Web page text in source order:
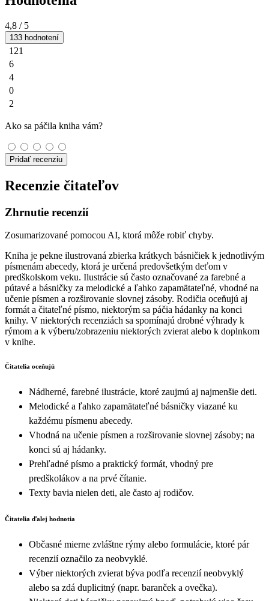
4,8 / 5
133 hodnotení
121
6
4
0
2
Ako sa páčila kniha vám?
Pridať recenziu
Recenzie čitateľov
Zhrnutie recenzií
Zosumarizované pomocou AI, ktorá môže robiť chyby.
Kniha je pekne ilustrovaná zbierka krátkych básničiek k jednotlivým
písmenám abecedy, ktorá je určená predovšetkým deťom v
predškolskom veku. Ilustrácie sú často označované za farebné a
pútavé a básničky za melodické a ľahko zapamätateľné, vhodné na
učenie písmen a rozširovanie slovnej zásoby. Rodičia oceňujú aj
formát a čitateľné písmo, niektorým sa páčia hádanky na konci
knihy. V niektorých recenziách sa spomínajú drobné výhrady k
rýmom a k výberu/zobrazeniu niektorých zvierat alebo k doplnkom
v knihe.
Čitatelia oceňujú
Nádherné, farebné ilustrácie, ktoré zaujmú aj najmenšie deti.
Melodické a ľahko zapamätateľné básničky viazané ku
každému písmenu abecedy.
Vhodná na učenie písmen a rozširovanie slovnej zásoby; na
konci sú aj hádanky.
Prehľadné písmo a praktický formát, vhodný pre
predškolákov a na prvé čítanie.
Texty bavia nielen deti, ale často aj rodičov.
Čitatelia ďalej hodnotia
Občasné mierne zvláštne rýmy alebo formulácie, ktoré pár
recenzií označilo za neobvyklé.
Výber niektorých zvierat býva podľa recenzií neobvyklý
alebo sa zdá duplicitný (napr. baranček a ovečka).